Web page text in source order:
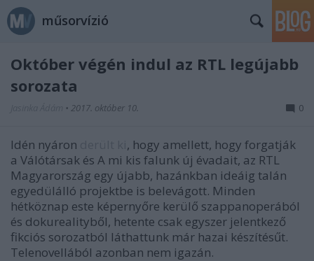
műsorvízió
Október végén indul az RTL legújabb
sorozata
• 2017. október 10. 0
Idén nyáron
, hogy amellett, hogy forgatják
a Válótársak és A mi kis falunk új évadait, az RTL
Magyarország egy újabb, hazánkban ideáig talán
egyedülálló projektbe is belevágott. Minden
hétköznap este képernyőre kerülő szappanoperából
és dokurealityből, hetente csak egyszer jelentkező
fikciós sorozatból láthattunk már hazai készítésűt.
Telenovellából azonban nem igazán.